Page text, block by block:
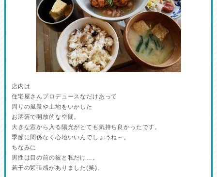
店内は
住宅屋さんプロデュースなだけあって
周りの風景や土地をいかした
お洒落で開放的な空間。
大きな窓から入る陽光がとても気持ち良かったです。
季節に関係なく心地いいんでしょうね～。
ちなみに
男性は目の前の彼と私だけ…。
若干の緊張感がありました(笑)。